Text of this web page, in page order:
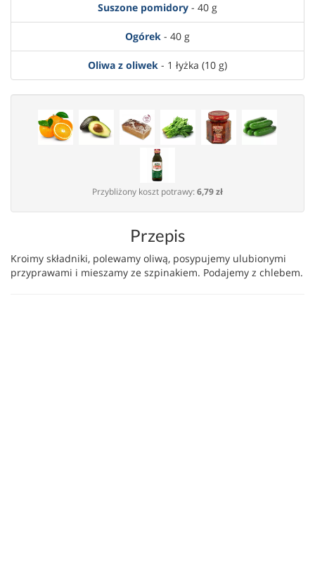
Suszone pomidory - 40 g
Ogórek - 40 g
Oliwa z oliwek - 1 łyżka (10 g)
Przybliżony koszt potrawy:6,79 zł
Przepis
Kroimy składniki, polewamy oliwą, posypujemy ulubionymi
przyprawami i mieszamy ze szpinakiem. Podajemy z chlebem.